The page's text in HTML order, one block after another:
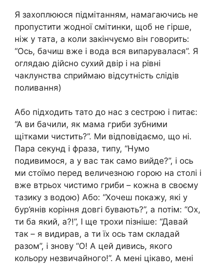
Я захоплююся підмітанням, намагаючись не
пропустити жодної смітинки, щоб не гірше,
ніж у тата, а коли закінчуємо він говорить:
“Ось, бачиш вже і вода вся випарувалася”. Я
оглядаю дійсно сухий двір і на рівні
чаклунства сприймаю відсутність слідів
поливання) ⁣
Або підходить тато до нас з сестрою і питає:
“А ви бачили, як мама гриби зубними
щітками чистить?”. Ми відповідаємо, що ні.
Пара секунд і фраза, типу, “Нумо
подивимося, а у вас так само вийде?”, і ось
ми стоїмо перед величезною горою на столі і
вже втрьох чистимо гриби – кожна в своєму
тазику з водою) ⁣Або: “Хочеш покажу, які у
бур’янів коріння довгі бувають?”, а потім: “Ох,
ти ба який, а?!”, І ще трохи пізніше: “Давай
так – я видирав, а ти їх ось там складай
разом”, і знову “О! А цей дивись, якого
кольору незвичайного!”. А мені цікаво, мені